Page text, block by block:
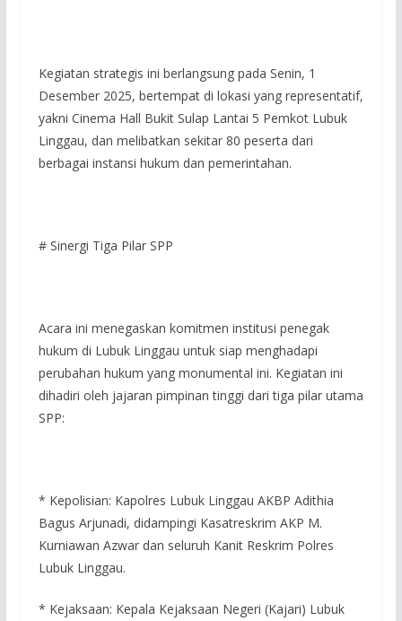
Kegiatan strategis ini berlangsung pada Senin, 1
Desember 2025, bertempat di lokasi yang representatif,
yakni Cinema Hall Bukit Sulap Lantai 5 Pemkot Lubuk
Linggau, dan melibatkan sekitar 80 peserta dari
berbagai instansi hukum dan pemerintahan.
# Sinergi Tiga Pilar SPP
Acara ini menegaskan komitmen institusi penegak
hukum di Lubuk Linggau untuk siap menghadapi
perubahan hukum yang monumental ini. Kegiatan ini
dihadiri oleh jajaran pimpinan tinggi dari tiga pilar utama
SPP:
* Kepolisian: Kapolres Lubuk Linggau AKBP Adithia
Bagus Arjunadi, didampingi Kasatreskrim AKP M.
Kurniawan Azwar dan seluruh Kanit Reskrim Polres
Lubuk Linggau.
* Kejaksaan: Kepala Kejaksaan Negeri (Kajari) Lubuk